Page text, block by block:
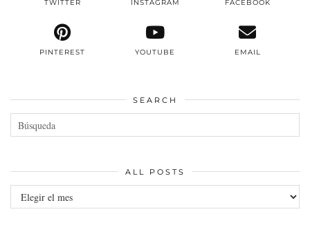
TWITTER INSTAGRAM FACEBOOK
PINTEREST YOUTUBE EMAIL
SEARCH
ALL POSTS
All
posts